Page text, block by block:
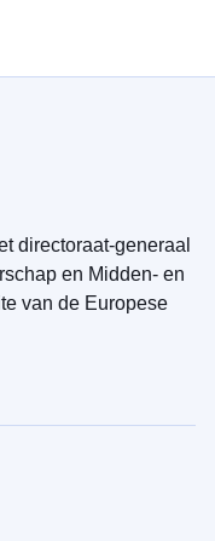
directoraat-generaal
en Midden- en
van de Europese